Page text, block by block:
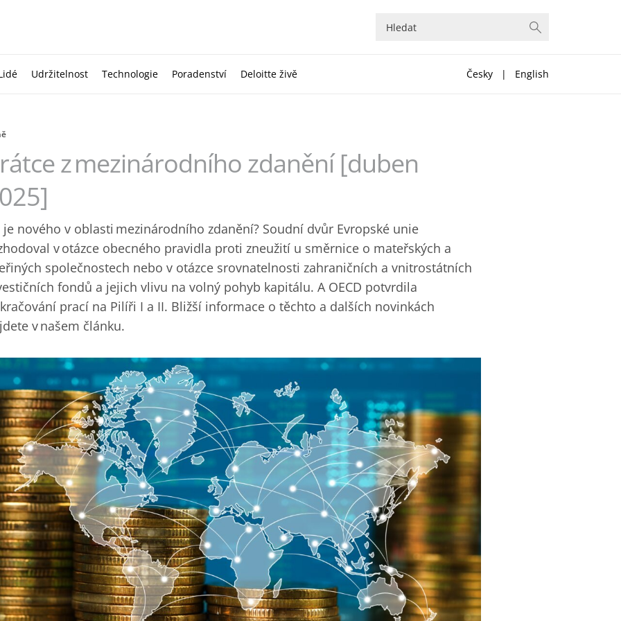
Udržitelnost Technologie Poradenství Deloitte živě Česky | English
z mezinárodního zdanění [duben
je nového v oblasti mezinárodního zdanění? Soudní dvůr Evropské unie
v otázce obecného pravidla proti zneužití u směrnice o mateřských a
společnostech nebo v otázce srovnatelnosti zahraničních a vnitrostátních
fondů a jejich vlivu na volný pohyb kapitálu. A OECD potvrdila
prací na Pilíři I a II. Bližší informace o těchto a dalších novinkách
v našem článku.